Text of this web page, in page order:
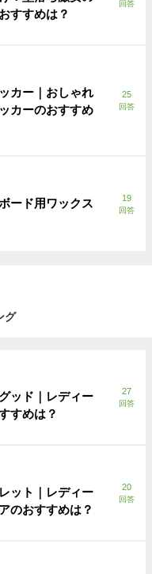
すすめは？
回答
カー｜おしゃれ
カーのおすすめ
25
回答
ード用ワックス
19
回答
グ
ッド｜レディー
すめは？
27
回答
ット｜レディー
のおすすめは？
20
回答